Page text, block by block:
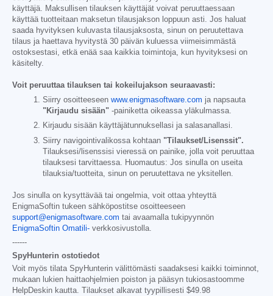
käyttäjä. Maksullisen tilauksen käyttäjät voivat peruuttaessaan
käyttää tuotteitaan maksetun tilausjakson loppuun asti. Jos haluat
saada hyvityksen kuluvasta tilausjaksosta, sinun on peruutettava
tilaus ja haettava hyvitystä 30 päivän kuluessa viimeisimmästä
ostoksestasi, etkä enää saa kaikkia toimintoja, kun hyvityksesi on
käsitelty.
Voit peruuttaa tilauksen tai kokeilujakson seuraavasti:
Siirry osoitteeseen www.enigmasoftware.com ja napsauta
"Kirjaudu sisään" -painiketta oikeassa yläkulmassa.
Kirjaudu sisään käyttäjätunnuksellasi ja salasanallasi.
Siirry navigointivalikossa kohtaan "Tilaukset/Lisenssit".
Tilauksesi/lisenssisi vieressä on painike, jolla voit peruuttaa
tilauksesi tarvittaessa. Huomautus: Jos sinulla on useita
tilauksia/tuotteita, sinun on peruutettava ne yksitellen.
Jos sinulla on kysyttävää tai ongelmia, voit ottaa yhteyttä
EnigmaSoftin tukeen sähköpostitse osoitteeseen
support@enigmasoftware.com tai avaamalla tukipyynnön
EnigmaSoftin Omatili- verkkosivustolla.
------
SpyHunterin ostotiedot
Voit myös tilata SpyHunterin välittömästi saadaksesi kaikki toiminnot,
mukaan lukien haittaohjelmien poiston ja pääsyn tukiosastoomme
HelpDeskin kautta. Tilaukset alkavat tyypillisesti $49.98